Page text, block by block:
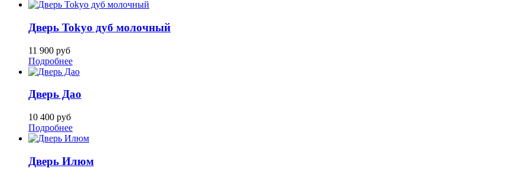
Дверь Tokyo дуб молочный
11 900 руб
Подробнее
Дверь Дао
10 400 руб
Подробнее
Дверь Илюм